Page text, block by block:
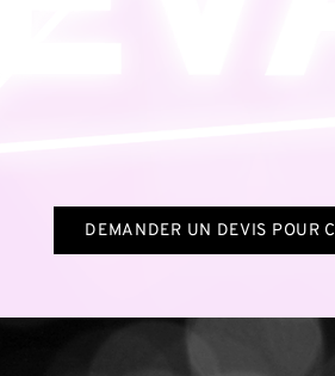
DEMANDER UN DEVIS POUR